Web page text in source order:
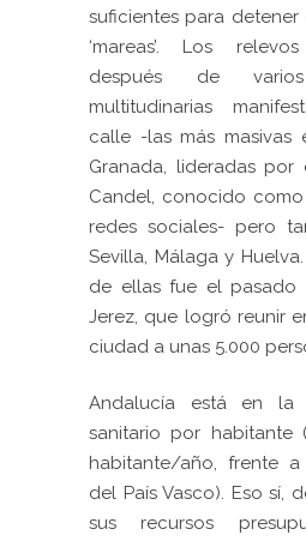
suficientes para
‘mareas’. Los
después de
multitudinarias
calle -las más
Granada, lideradas por
Candel, conocido como
redes sociales- pero
Sevilla, Málaga y
de ellas fue el pasado
Jerez, que logró reunir
ciudad a unas 5.000
Andalucía está en
sanitario por habitante
habitante/año, frente
del País Vasco). Eso sí,
sus recursos